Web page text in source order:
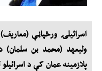
اسرائیلۍ ورځپاڼې
ولیعهد (محمد بن
پلازمینه عمان کې د